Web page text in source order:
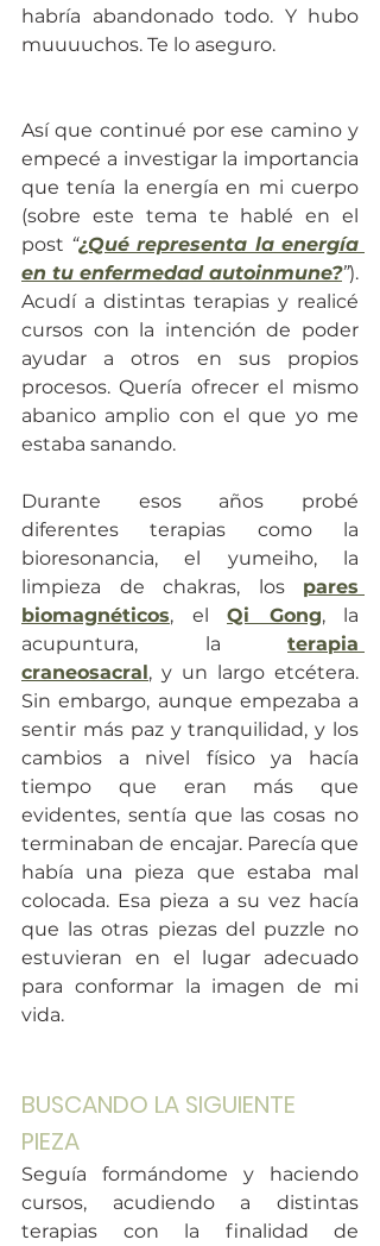
habría abandonado todo. Y hubo
muuuuchos. Te lo aseguro.
Así que continué por ese camino y
empecé a investigar la importancia
que tenía la energía en mi cuerpo
(sobre este tema te hablé en el
post “¿Qué representa la energía
en tu enfermedad autoinmune?”).
Acudí a distintas terapias y realicé
cursos con la intención de poder
ayudar a otros en sus propios
procesos. Quería ofrecer el mismo
abanico amplio con el que yo me
estaba sanando.
Durante esos años probé
diferentes terapias como la
bioresonancia, el yumeiho, la
limpieza de chakras, los pares
biomagnéticos, el Qi Gong, la
acupuntura, la terapia
craneosacral, y un largo etcétera.
Sin embargo, aunque empezaba a
sentir más paz y tranquilidad, y los
cambios a nivel físico ya hacía
tiempo que eran más que
evidentes, sentía que las cosas no
terminaban de encajar. Parecía que
había una pieza que estaba mal
colocada. Esa pieza a su vez hacía
que las otras piezas del puzzle no
estuvieran en el lugar adecuado
para conformar la imagen de mi
vida.
BUSCANDO LA SIGUIENTE
PIEZA
Seguía formándome y haciendo
cursos, acudiendo a distintas
terapias con la finalidad de